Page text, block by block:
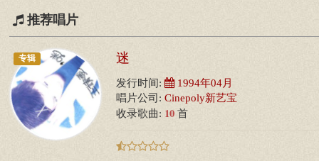
推荐唱片
专辑 迷
发行时间: 1994年04月
唱片公司: Cinepoly新艺宝
收录歌曲: 10 首